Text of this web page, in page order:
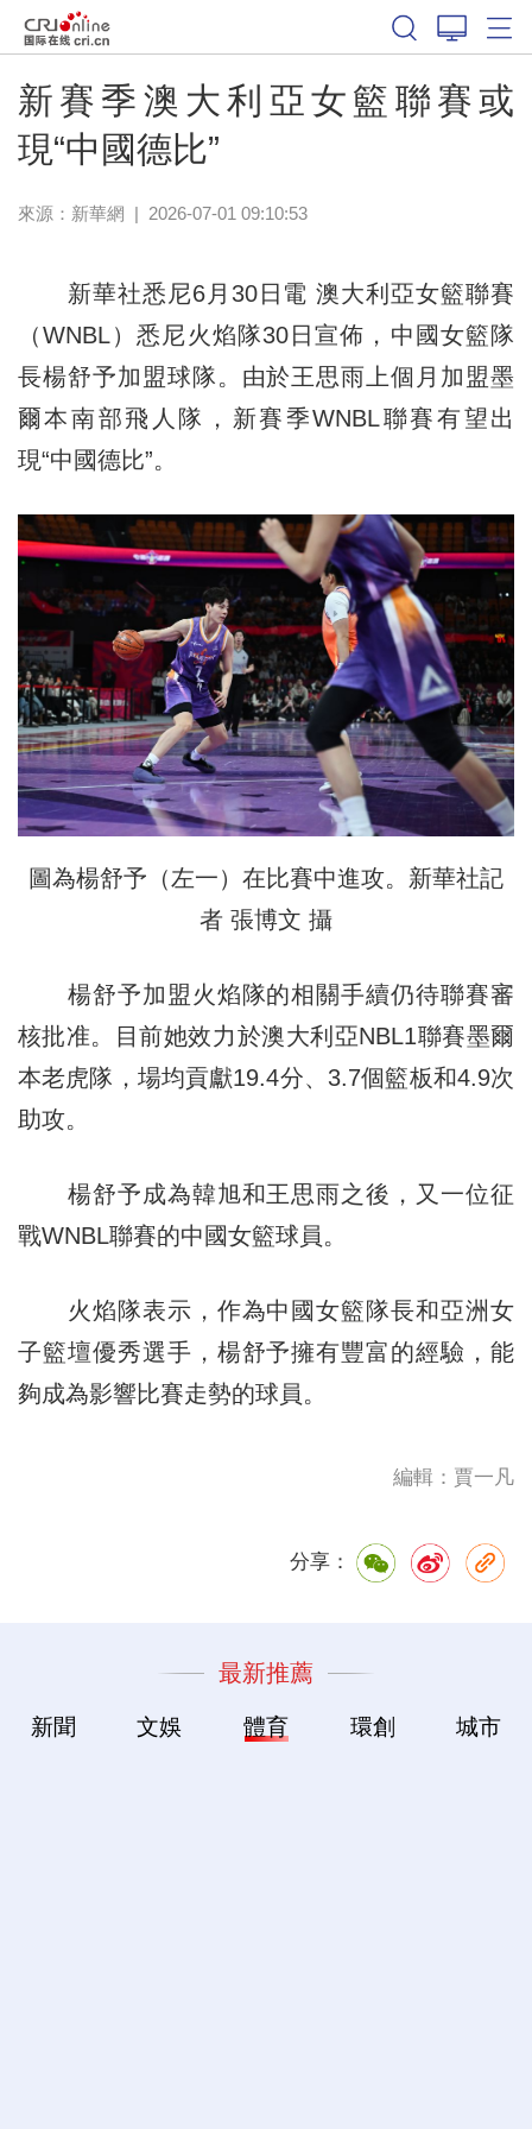
新賽季澳大利亞女籃聯賽或
現“中國德比”
來源：新華網 | 2026-07-01 09:10:53
新華社悉尼6月30日電 澳大利亞女籃聯賽
（WNBL）悉尼火焰隊30日宣佈，中國女籃隊
長楊舒予加盟球隊。由於王思雨上個月加盟墨
爾本南部飛人隊，新賽季WNBL聯賽有望出
現“中國德比”。
圖為楊舒予（左一）在比賽中進攻。新華社記
者 張博文 攝
楊舒予加盟火焰隊的相關手續仍待聯賽審
核批准。目前她效力於澳大利亞NBL1聯賽墨爾
本老虎隊，場均貢獻19.4分、3.7個籃板和4.9次
助攻。
楊舒予成為韓旭和王思雨之後，又一位征
戰WNBL聯賽的中國女籃球員。
火焰隊表示，作為中國女籃隊長和亞洲女
子籃壇優秀選手，楊舒予擁有豐富的經驗，能
夠成為影響比賽走勢的球員。
編輯：賈一凡
分享：
最新推薦
新聞 文娛 體育 環創 城市